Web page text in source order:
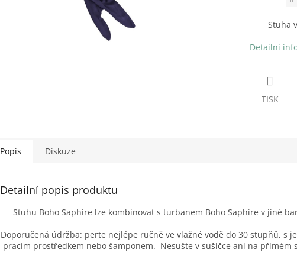
Stuha
Detailní
TISK
Popis Diskuze
Detailní popis produktu
Stuhu Boho Saphire lze kombinovat s turbanem Boho Saphire v jiné
Doporučená údržba: perte nejlépe ručně ve vlažné vodě do 30 stupňů, s
pracím prostředkem nebo šamponem. Nesušte v sušičce ani na přímém